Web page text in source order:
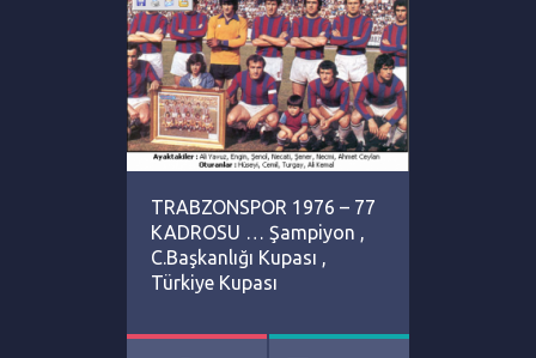
TRABZONSPOR 1976 – 77
KADROSU … Şampiyon ,
C.Başkanlığı Kupası ,
Türkiye Kupası